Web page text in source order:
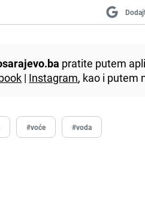
pratite putem
| Instagram, kao i putem
#voće #voda